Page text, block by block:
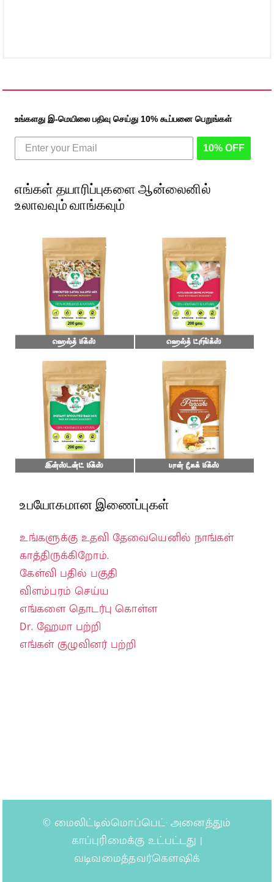
உங்களது இ-மெயிலை பதிவு செய்து 10% கூப்பனை பெறுங்கள்
10% OFF
எங்கள் தயாரிப்புகளை ஆன்லைனில்
உலாவவும் வாங்கவும்
உபயோகமான இணைப்புகள்
உங்களுக்கு உதவி தேவையெனில் நாங்கள்
காத்திருக்கிறோம்.
கேள்வி பதில் பகுதி
விளம்பரம் செய்ய
எங்களை தொடர்பு கொள்ள
Dr. ஹேமா பற்றி
எங்கள் குழுவினர் பற்றி
© மைலிட்டில்மொப்பெட்· அனைத்தும்
காப்புரிமைக்கு உட்பட்டது |
வடிவமைத்தவர்கௌஷிக்